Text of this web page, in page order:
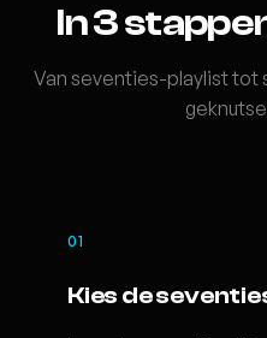
In 3
Van seventies-playlist tot
01
Kies de